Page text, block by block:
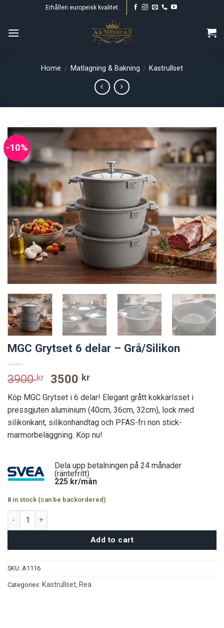
content
Erhållen europeisk kvalitet.
Home / Matlagning & Bakning / Kastrullset
-10%
MGC Grytset 6 delar – Grå/Silikon
3900kr
Original
price
was:
3900 kr.
3500 krCurrent
price
is:
3500 kr.
Köp MGC Grytset i 6 delar! Elegant grått kokkärlsset i
pressgjuten aluminium (40cm, 36cm, 32cm), lock med
silikonkant, silikonhandtag och PFAS-fri non stick-
marmorbeläggning. Köp nu!
Dela upp betalningen på 24 månader
(räntefritt)
225 kr/mån
8 in stock (can be backordered)
MGC Grytset 6 delar – Grå/Silikon quantity
Add to cart
SKU: A1116
Categories: Kastrullset Rea